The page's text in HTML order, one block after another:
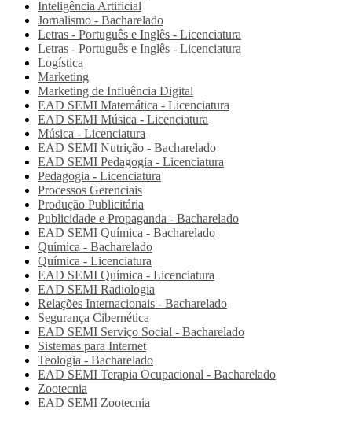
Inteligência Artificial
Jornalismo - Bacharelado
Letras - Português e Inglês - Licenciatura
Letras - Português e Inglês - Licenciatura
Logística
Marketing
Marketing de Influência Digital
EAD SEMI Matemática - Licenciatura
EAD SEMI Música - Licenciatura
Música - Licenciatura
EAD SEMI Nutrição - Bacharelado
EAD SEMI Pedagogia - Licenciatura
Pedagogia - Licenciatura
Processos Gerenciais
Produção Publicitária
Publicidade e Propaganda - Bacharelado
EAD SEMI Química - Bacharelado
Química - Bacharelado
Química - Licenciatura
EAD SEMI Química - Licenciatura
EAD SEMI Radiologia
Relações Internacionais - Bacharelado
Segurança Cibernética
EAD SEMI Serviço Social - Bacharelado
Sistemas para Internet
Teologia - Bacharelado
EAD SEMI Terapia Ocupacional - Bacharelado
Zootecnia
EAD SEMI Zootecnia